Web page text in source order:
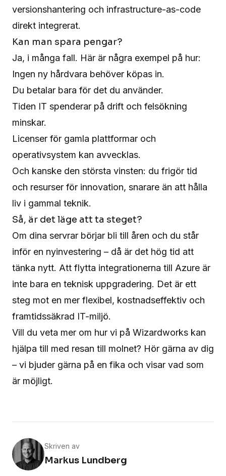
versionshantering och infrastructure-as-code
direkt integrerat.
Kan man spara pengar?
Ja, i många fall. Här är några exempel på hur:
Ingen ny hårdvara behöver köpas in.
Du betalar bara för det du använder.
Tiden IT spenderar på drift och felsökning
minskar.
Licenser för gamla plattformar och
operativsystem kan avvecklas.
Och kanske den största vinsten: du frigör tid
och resurser för innovation, snarare än att hålla
liv i gammal teknik.
Så, är det läge att ta steget?
Om dina servrar börjar bli till åren och du står
inför en nyinvestering – då är det hög tid att
tänka nytt. Att flytta integrationerna till Azure är
inte bara en teknisk uppgradering. Det är ett
steg mot en mer flexibel, kostnadseffektiv och
framtidssäkrad IT-miljö.
Vill du veta mer om hur vi på Wizardworks kan
hjälpa till med resan till molnet? Hör gärna av dig
– vi bjuder gärna på en fika och visar vad som
är möjligt.
Skriven av
Markus Lundberg